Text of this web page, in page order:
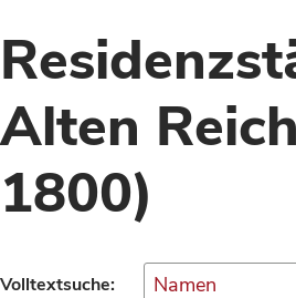
Alten
1800)
Volltextsuche: